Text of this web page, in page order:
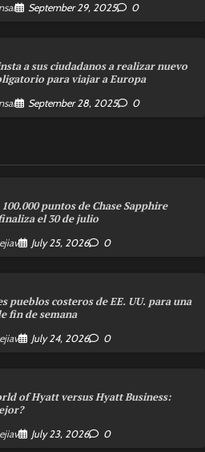
September 29, 2025 0
a sus ciudadanos a realizar nuevo
para viajar a Europa
September 28, 2025 0
puntos de Chase Sapphire
el 30 de julio
July 25, 2026 0
pueblos costeros de EE. UU. para una
fin de semana
July 24, 2026 0
of Hyatt versus Hyatt Business:
July 23, 2026 0